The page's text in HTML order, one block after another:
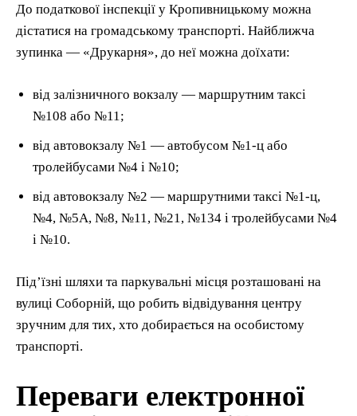
До податкової інспекції у Кропивницькому можна
дістатися на громадському транспорті. Найближча
зупинка — «Друкарня», до неї можна доїхати:
від залізничного вокзалу — маршрутним таксі
№108 або №11;
від автовокзалу №1 — автобусом №1-ц або
тролейбусами №4 і №10;
від автовокзалу №2 — маршрутними таксі №1-ц,
№4, №5А, №8, №11, №21, №134 і тролейбусами №4
і №10.
Під’їзні шляхи та паркувальні місця розташовані на
вулиці Соборній, що робить відвідування центру
зручним для тих, хто добирається на особистому
транспорті.
Переваги електронної